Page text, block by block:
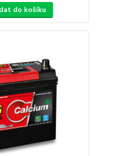
do košíku